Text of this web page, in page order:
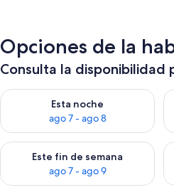
Opciones de la
Consulta la disponibilidad
Esta noche
ago 7 - ago 8
Consulta la disponibilidad para
Este fin de semana
ago 7 - ago 9
Consulta la disponibilidad para